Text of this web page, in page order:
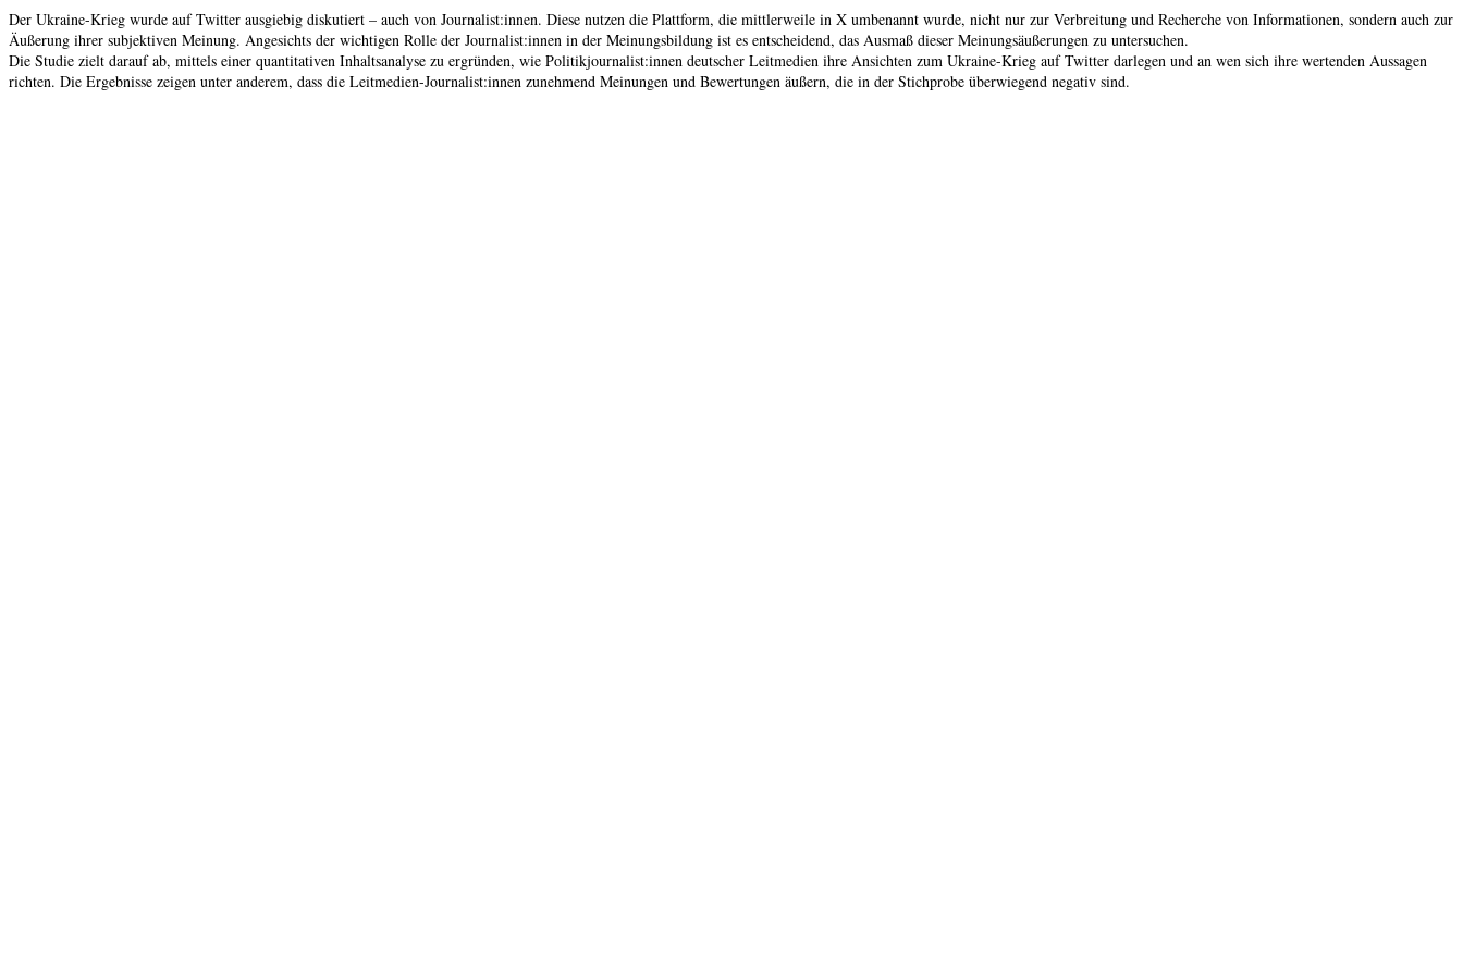
Der Ukraine-Krieg wurde auf Twitter ausgiebig diskutiert – auch von Journalist:innen. Diese nutzen die Plattform, die mittlerweile in X umbenannt wurde, nicht nur zur Verbreitung und Recherche von Informationen, sondern auch zur
Äußerung ihrer subjektiven Meinung. Angesichts der wichtigen Rolle der Journalist:innen in der Meinungsbildung ist es entscheidend, das Ausmaß dieser Meinungsäußerungen zu untersuchen.
Die Studie zielt darauf ab, mittels einer quantitativen Inhaltsanalyse zu ergründen, wie Politikjournalist:innen deutscher Leitmedien ihre Ansichten zum Ukraine-Krieg auf Twitter darlegen und an wen sich ihre wertenden Aussagen
richten. Die Ergebnisse zeigen unter anderem, dass die Leitmedien-Journalist:innen zunehmend Meinungen und Bewertungen äußern, die in der Stichprobe überwiegend negativ sind.